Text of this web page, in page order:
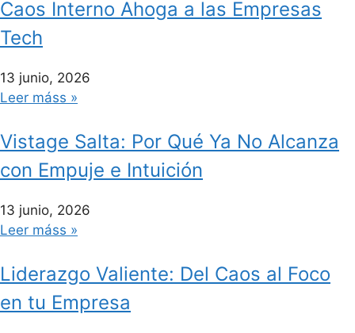
Caos Interno Ahoga a las Empresas
Tech
13 junio, 2026
Leer máss »
Vistage Salta: Por Qué Ya No Alcanza
con Empuje e Intuición
13 junio, 2026
Leer máss »
Liderazgo Valiente: Del Caos al Foco
en tu Empresa